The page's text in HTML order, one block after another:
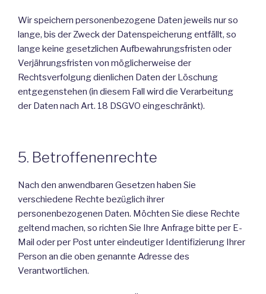
Wir speichern personenbezogene Daten jeweils nur so
lange, bis der Zweck der Datenspeicherung entfällt, so
lange keine gesetzlichen Aufbewahrungsfristen oder
Verjährungsfristen von möglicherweise der
Rechtsverfolgung dienlichen Daten der Löschung
entgegenstehen (in diesem Fall wird die Verarbeitung
der Daten nach Art. 18 DSGVO eingeschränkt).
5. Betroffenenrechte
Nach den anwendbaren Gesetzen haben Sie
verschiedene Rechte bezüglich ihrer
personenbezogenen Daten. Möchten Sie diese Rechte
geltend machen, so richten Sie Ihre Anfrage bitte per E-
Mail oder per Post unter eindeutiger Identifizierung Ihrer
Person an die oben genannte Adresse des
Verantwortlichen.